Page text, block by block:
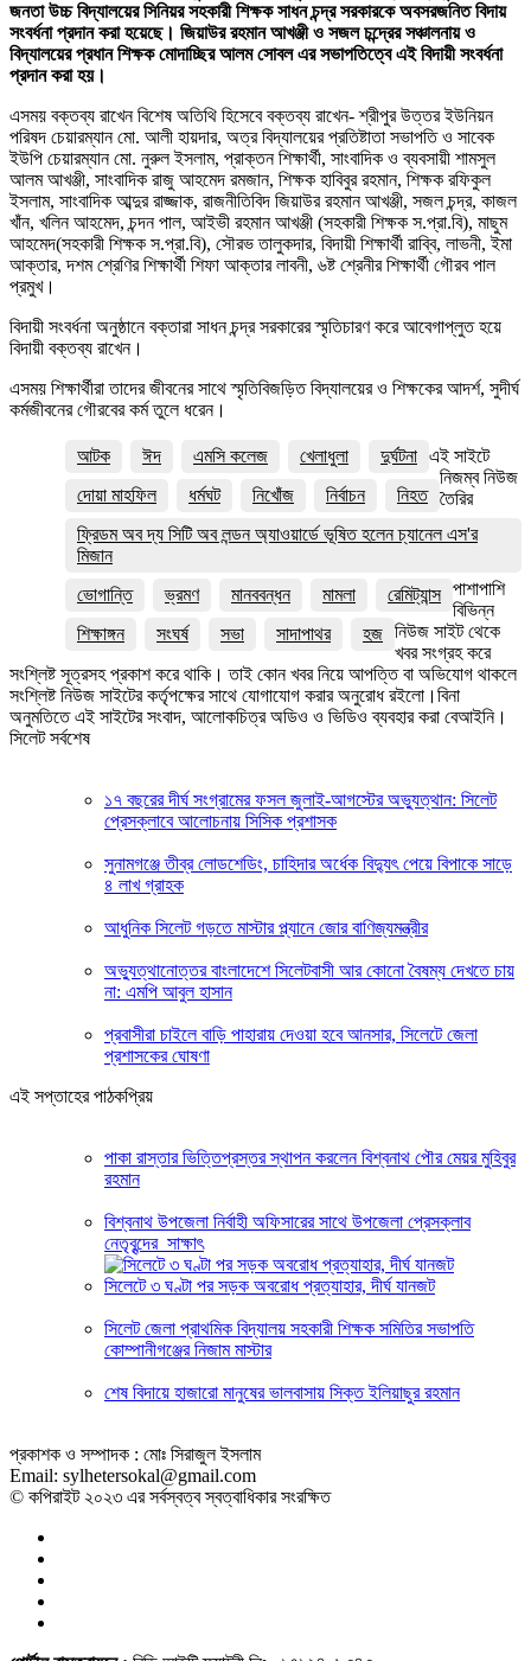
জনতা উচ্চ বিদ্যালয়ের সিনিয়র সহকারী শিক্ষক সাধন চন্দ্র সরকারকে অবসরজনিত বিদায়
সংবর্ধনা প্রদান করা হয়েছে। জিয়াউর রহমান আখঞ্জী ও সজল চন্দ্রের সঞ্চালনায় ও
বিদ্যালয়ের প্রধান শিক্ষক মোদাচ্ছির আলম সোবল এর সভাপতিত্বে এই বিদায়ী সংবর্ধনা
প্রদান করা হয়।
এসময় বক্তব্য রাখেন বিশেষ অতিথি হিসেবে বক্তব্য রাখেন- শ্রীপুর উত্তর ইউনিয়ন
পরিষদ চেয়ারম্যান মো. আলী হায়দার, অত্র বিদ্যালয়ের প্রতিষ্টাতা সভাপতি ও সাবেক
ইউপি চেয়ারম্যান মো. নুরুল ইসলাম, প্রাক্তন শিক্ষার্থী, সাংবাদিক ও ব্যবসায়ী শামসুল
আলম আখঞ্জী, সাংবাদিক রাজু আহমেদ রমজান, শিক্ষক হাবিবুর রহমান, শিক্ষক রফিকুল
ইসলাম, সাংবাদিক আব্দুর রাজ্জাক, রাজনীতিবিদ জিয়াউর রহমান আখঞ্জী, সজল চন্দ্র, কাজল
খাঁন, খলিন আহমেদ, চন্দন পাল, আইভী রহমান আখঞ্জী (সহকারী শিক্ষক স.প্রা.বি), মাছুম
আহমেদ(সহকারী শিক্ষক স.প্রা.বি), সৌরভ তালুকদার, বিদায়ী শিক্ষার্থী রাব্বি, লাভনী, ইমা
আক্তার, দশম শ্রেণির শিক্ষার্থী শিফা আক্তার লাবনী, ৬ষ্ট শ্রেনীর শিক্ষার্থী গৌরব পাল
প্রমুখ।
বিদায়ী সংবর্ধনা অনুষ্ঠানে বক্তারা সাধন চন্দ্র সরকারের স্মৃতিচারণ করে আবেগাপ্লুত হয়ে
বিদায়ী বক্তব্য রাখেন।
এসময় শিক্ষার্থীরা তাদের জীবনের সাথে স্মৃতিবিজড়িত বিদ্যালয়ের ও শিক্ষকের আদর্শ, সুদীর্ঘ
কর্মজীবনের গৌরবের কর্ম তুলে ধরেন।
আটক ঈদ এমসি কলেজ খেলাধুলা
দুর্ঘটনা
দোয়া মাহফিল
ধর্মঘট নিখোঁজ নির্বাচন
নিহত
ফ্রিডম অব দ্য সিটি অব লন্ডন অ্যাওয়ার্ডে ভূষিত হলেন চ্যানেল এস'র
মিজান
ভোগান্তি
ভ্রমণ মানববন্ধন মামলা
রেমিট্যান্স
শিক্ষাঙ্গন
সংঘর্ষ সভা সাদাপাথর হজ
এই সাইটে
নিজম্ব নিউজ
তৈরির
পাশাপাশি
বিভিন্ন
নিউজ সাইট থেকে
খবর সংগ্রহ করে
সংশ্লিষ্ট সূত্রসহ প্রকাশ করে থাকি। তাই কোন খবর নিয়ে আপত্তি বা অভিযোগ থাকলে
সংশ্লিষ্ট নিউজ সাইটের কর্তৃপক্ষের সাথে যোগাযোগ করার অনুরোধ রইলো।বিনা
অনুমতিতে এই সাইটের সংবাদ, আলোকচিত্র অডিও ও ভিডিও ব্যবহার করা বেআইনি।
সিলেট সর্বশেষ
১৭ বছরের দীর্ঘ সংগ্রামের ফসল জুলাই-আগস্টের অভ্যুত্থান: সিলেট
প্রেসক্লাবে আলোচনায় সিসিক প্রশাসক
সুনামগঞ্জে তীব্র লোডশেডিং, চাহিদার অর্ধেক বিদ্যুৎ পেয়ে বিপাকে সাড়ে
৪ লাখ গ্রাহক
আধুনিক সিলেট গড়তে মাস্টার প্ল্যানে জোর বাণিজ্যমন্ত্রীর
অভ্যুত্থানোত্তর বাংলাদেশে সিলেটবাসী আর কোনো বৈষম্য দেখতে চায়
না: এমপি আবুল হাসান
প্রবাসীরা চাইলে বাড়ি পাহারায় দেওয়া হবে আনসার, সিলেটে জেলা
প্রশাসকের ঘোষণা
এই সপ্তাহের পাঠকপ্রিয়
পাকা রাস্তার ভিত্তিপ্রস্তর স্থাপন করলেন বিশ্বনাথ পৌর মেয়র মুহিবুর
রহমান
বিশ্বনাথ উপজেলা নির্বাহী অফিসারের সাথে উপজেলা প্রেসক্লাব
নেতৃবৃন্দের সাক্ষাৎ
সিলেটে ৩ ঘণ্টা পর সড়ক অবরোধ প্রত্যাহার, দীর্ঘ যানজট
সিলেট জেলা প্রাথমিক বিদ্যালয় সহকারী শিক্ষক সমিতির সভাপতি
কোম্পানীগঞ্জের নিজাম মাস্টার
শেষ বিদায়ে হাজারো মানুষের ভালবাসায় সিক্ত ইলিয়াছুর রহমান
প্রকাশক ও সম্পাদক : মোঃ সিরাজুল ইসলাম
Email: sylhetersokal@gmail.com
© কপিরাইট ২০২৩ এর সর্বস্বত্ব স্বত্বাধিকার সংরক্ষিত